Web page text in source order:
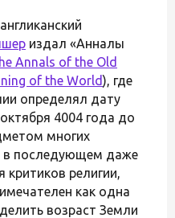
издал «Анналы
Annals of the Old
of the World), где
определял дату
4004 года до
многих
в последующем даже
религии,
как одна
возраст Земли